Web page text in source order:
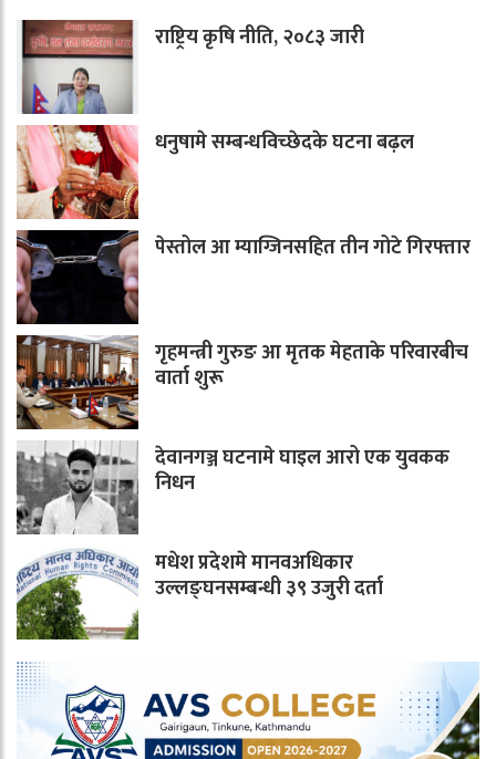
राष्ट्रिय कृषि नीति, २०८३ जारी
धनुषामे सम्बन्धविच्छेदके घटना बढ़ल
पेस्तोल आ म्याग्जिनसहित तीन गोटे गिरफ्तार
गृहमन्त्री गुरुङ आ मृतक मेहताके परिवारबीच
वार्ता शुरू
देवानगञ्ज घटनामे घाइल आरो एक युवकक
निधन
मधेश प्रदेशमे मानवअधिकार
उल्लङ्घनसम्बन्धी ३९ उजुरी दर्ता